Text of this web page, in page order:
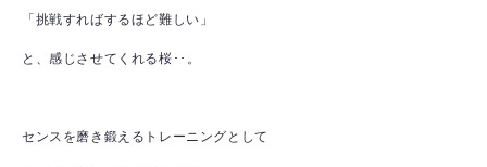
「挑戦すればするほど難しい」
と、感じさせてくれる桜･･。
センスを磨き鍛えるトレーニングとして